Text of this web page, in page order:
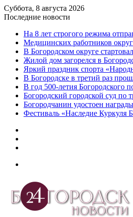
Суббота, 8 августа 2026
Последние новости
На 8 лет строгого режима
Медицинских работников
В Богородском округе
Жилой дом загорелся в
Яркий праздник спорта
В Богородске в третий раз
В год 500-летия Богородского
️Богородский городской суд по
Богородчанин удостоен
Фестиваль «Наследие Куркуля